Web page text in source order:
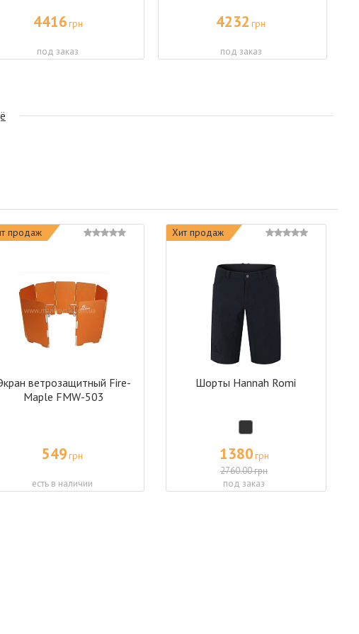
4416грн
под заказ
4232 грн
под заказ
продаж
ветрозащитный Fire-
Maple FMW-503
549грн
есть в наличии
Хит продаж
Шорты Hannah Romi
1380грн
2760.00 грн
под заказ